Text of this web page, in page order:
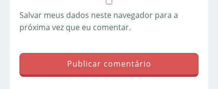
Salvar meus dados neste navegador para a
próxima vez que eu comentar.